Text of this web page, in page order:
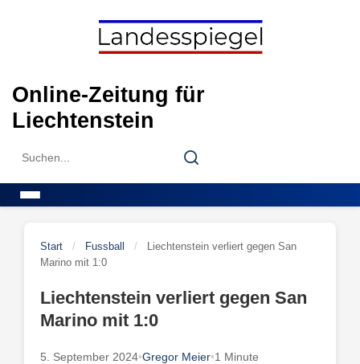
Online-Zeitung für
Liechtenstein
Search
Search
Start / Fussball /
Liechtenstein verliert gegen San
Marino mit 1:0
Liechtenstein verliert gegen San
Marino mit 1:0
5. September 2024•Gregor Meier•1 Minute